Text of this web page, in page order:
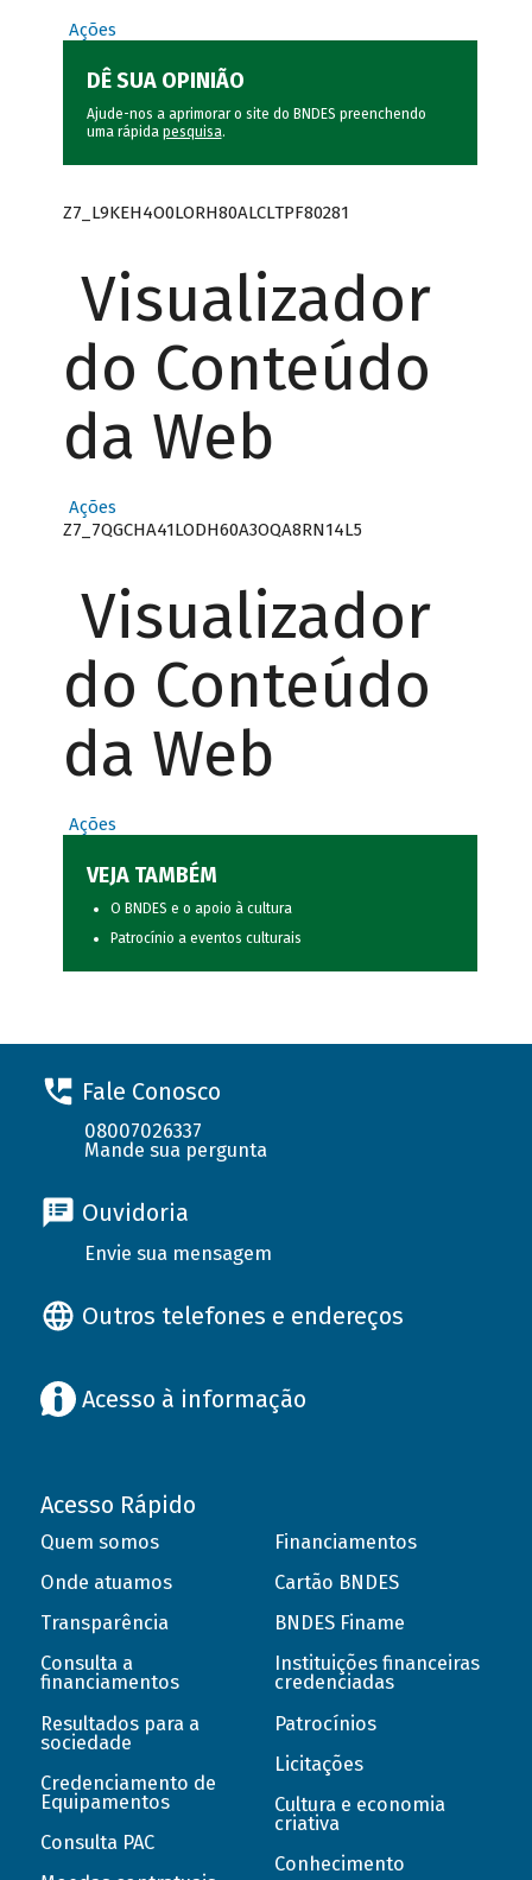
Ações
DÊ SUA OPINIÃO
Ajude-nos a aprimorar o site do BNDES preenchendo
uma rápida pesquisa.
Z7_L9KEH4O0LORH80ALCLTPF80281
Visualizador
do Conteúdo
da Web
Ações
Z7_7QGCHA41LODH60A3OQA8RN14L5
Visualizador
do Conteúdo
da Web
Ações
VEJA TAMBÉM
O BNDES e o apoio à cultura
Patrocínio a eventos culturais
Fale Conosco
08007026337
Mande sua pergunta
Ouvidoria
Envie sua mensagem
Outros telefones e endereços
Acesso à informação
Acesso Rápido
Quem somos
Onde atuamos
Transparência
Consulta a
financiamentos
Resultados para a
sociedade
Credenciamento de
Equipamentos
Consulta PAC
Financiamentos
Cartão BNDES
BNDES Finame
Instituições financeiras
credenciadas
Patrocínios
Licitações
Cultura e economia
criativa
Conhecimento